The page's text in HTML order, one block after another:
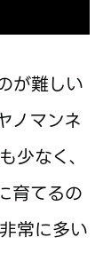
が難しい
ノマンネ
少なく、
育てるの
常に多い